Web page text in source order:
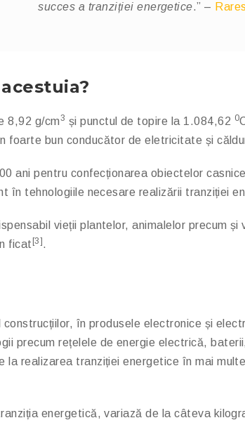
succes a tranziției energetice.” –
8,92 g/cm3 și punctul de topire la 1.084,62 0
foarte bun conducător de eletricitate și
ani pentru confecționarea obiectelor
în tehnologiile necesare realizării tranziției
vieții plantelor, animalelor precum
ficat [3] .
în produsele electronice și
precum rețelele de energie electrică,
la realizarea tranziției energetice în mai
energetică, variază de la câteva